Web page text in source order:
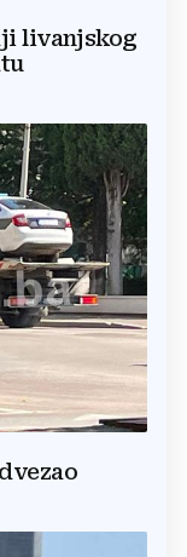
livanjskog